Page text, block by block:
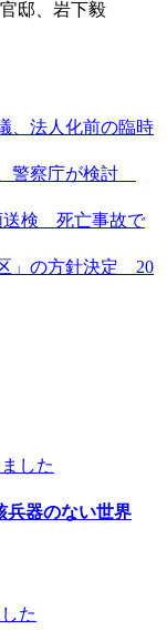
、法人化前の臨時
警察庁が検討
送検 死亡事故で
」の方針決定 20
した
器のない世界
た